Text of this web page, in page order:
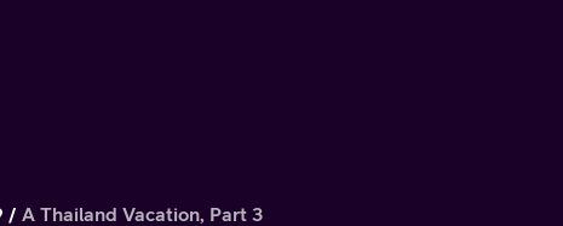
A Thailand Vacation, Part 3